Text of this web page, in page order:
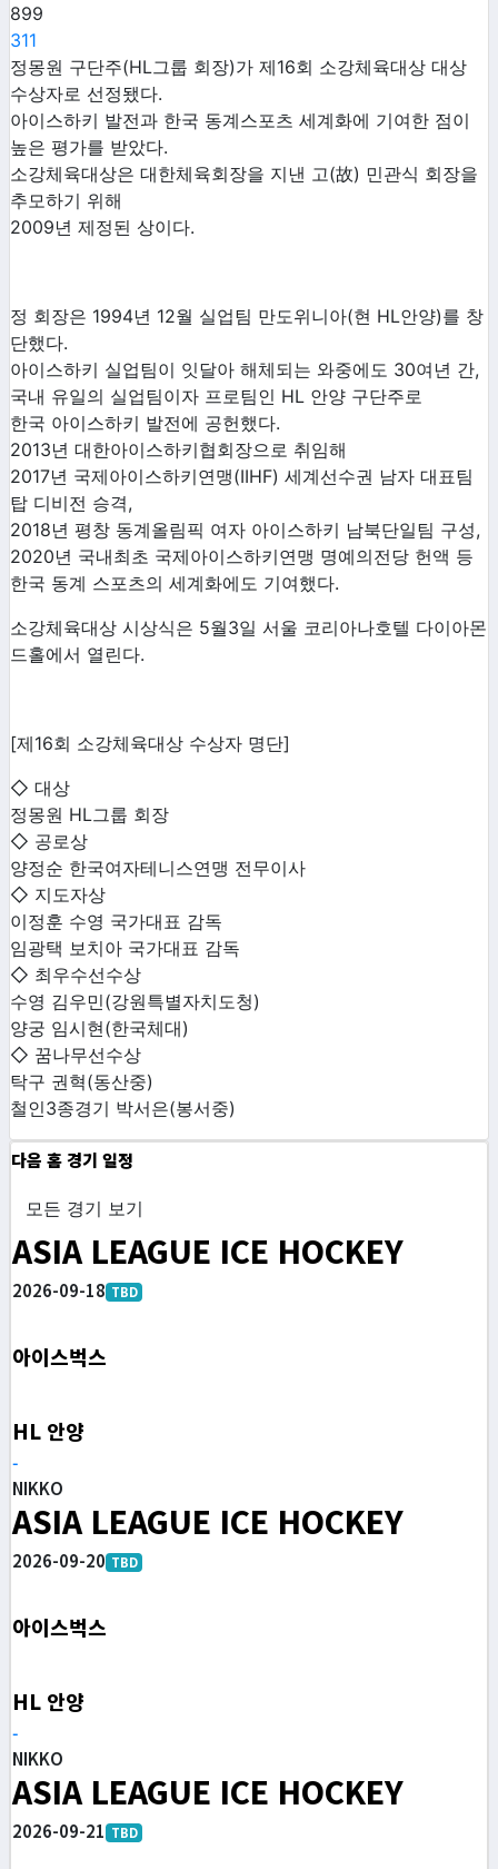
899
311
정몽원 구단주(HL그룹 회장)가 제16회 소강체육대상 대상
수상자로 선정됐다.
아이스하키 발전과 한국 동계스포츠 세계화에 기여한 점이
높은 평가를 받았다.
소강체육대상은 대한체육회장을 지낸 고(故) 민관식 회장을
추모하기 위해
2009년 제정된 상이다.
정 회장은 1994년 12월 실업팀 만도위니아(현 HL안양)를 창
단했다.
아이스하키 실업팀이 잇달아 해체되는 와중에도 30여년 간,
국내 유일의 실업팀이자 프로팀인 HL 안양 구단주로
한국 아이스하키 발전에 공헌했다.
2013년 대한아이스하키협회장으로 취임해
2017년 국제아이스하키연맹(IIHF) 세계선수권 남자 대표팀
탑 디비전 승격,
2018년 평창 동계올림픽 여자 아이스하키 남북단일팀 구성,
2020년 국내최초 국제아이스하키연맹 명예의전당 헌액 등
한국 동계 스포츠의 세계화에도 기여했다.
소강체육대상 시상식은 5월3일 서울 코리아나호텔 다이아몬
드홀에서 열린다.
[제16회 소강체육대상 수상자 명단]
◇ 대상
정몽원 HL그룹 회장
◇ 공로상
양정순 한국여자테니스연맹 전무이사
◇ 지도자상
이정훈 수영 국가대표 감독
임광택 보치아 국가대표 감독
◇ 최우수선수상
수영 김우민(강원특별자치도청)
양궁 임시현(한국체대)
◇ 꿈나무선수상
탁구 권혁(동산중)
철인3종경기 박서은(봉서중)
다음 홈 경기 일정
모든 경기 보기
ASIA LEAGUE ICE HOCKEY
2026-09-18 TBD
아이스벅스
HL 안양
-
NIKKO
ASIA LEAGUE ICE HOCKEY
2026-09-20 TBD
아이스벅스
HL 안양
-
NIKKO
ASIA LEAGUE ICE HOCKEY
2026-09-21 TBD